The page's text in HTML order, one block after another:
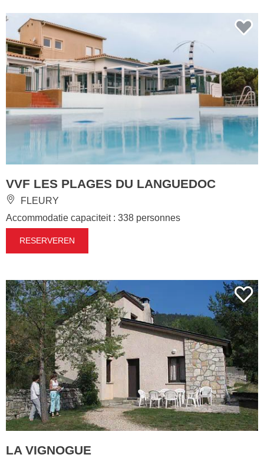
VVF LES PLAGES DU LANGUEDOC
FLEURY
Accommodatie capaciteit : 338 personnes
RESERVEREN
LA VIGNOGUE